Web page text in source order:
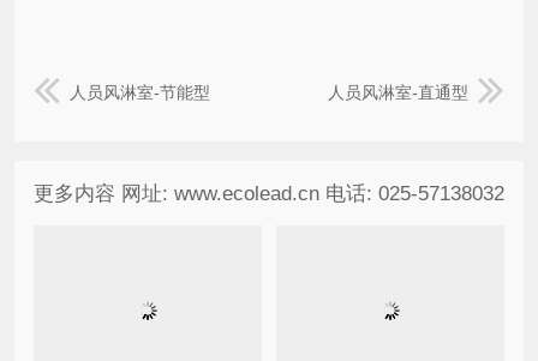
人员风淋室-节能型 人员风淋室-直通型
更多内容 网址: www.ecolead.cn 电话: 025-57138032